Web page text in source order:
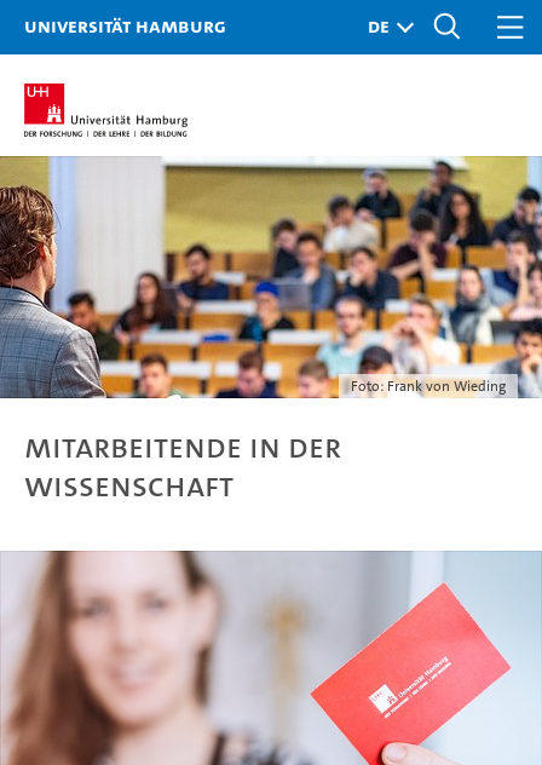
Universität Hamburg
Foto: Frank von Wieding
Mitarbeitende in der
Wissenschaft